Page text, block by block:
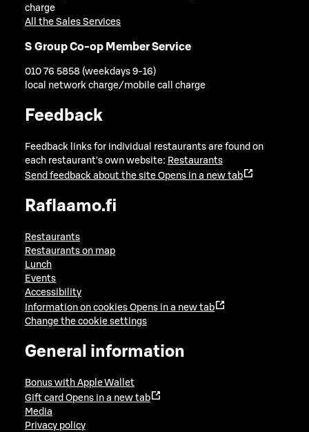
charge
All the Sales Services
S Group Co-op Member Service
010 76 5858 (weekdays 9-16)
local network charge/mobile call charge
Feedback
Feedback links for individual restaurants are found on
each restaurant's own website: Restaurants
Send feedback about the site Opens in a new tab
Raflaamo.fi
Restaurants
Restaurants on map
Lunch
Events
Accessibility
Information on cookies Opens in a new tab
Change the cookie settings
General information
Bonus with Apple Wallet
Gift card Opens in a new tab
Media
Privacy policy